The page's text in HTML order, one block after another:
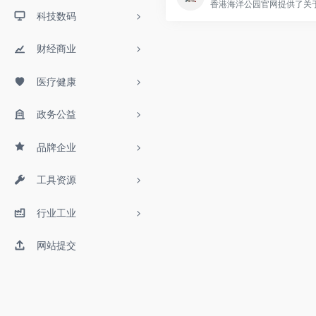
科技数码
财经商业
医疗健康
政务公益
品牌企业
工具资源
行业工业
网站提交